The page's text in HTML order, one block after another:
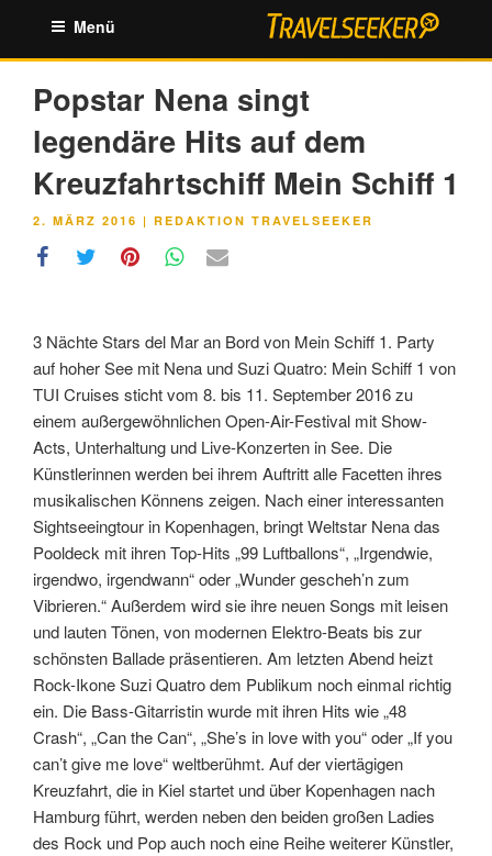
springen
Menü
Popstar Nena singt
legendäre Hits auf dem
Kreuzfahrtschiff Mein Schiff 1
VERÖFFENTLICHT
2. MÄRZ 2016 | REDAKTION TRAVELSEEKER
3 Nächte Stars del Mar an Bord von Mein Schiff 1. Party
auf hoher See mit Nena und Suzi Quatro: Mein Schiff 1 von
TUI Cruises sticht vom 8. bis 11. September 2016 zu
einem außergewöhnlichen Open-Air-Festival mit Show-
Acts, Unterhaltung und Live-Konzerten in See. Die
Künstlerinnen werden bei ihrem Auftritt alle Facetten ihres
musikalischen Könnens zeigen. Nach einer interessanten
Sightseeingtour in Kopenhagen, bringt Weltstar Nena das
Pooldeck mit ihren Top-Hits „99 Luftballons“, „Irgendwie,
irgendwo, irgendwann“ oder „Wunder gescheh’n zum
Vibrieren.“ Außerdem wird sie ihre neuen Songs mit leisen
und lauten Tönen, von modernen Elektro-Beats bis zur
schönsten Ballade präsentieren. Am letzten Abend heizt
Rock-Ikone Suzi Quatro dem Publikum noch einmal richtig
ein. Die Bass-Gitarristin wurde mit ihren Hits wie „48
Crash“, „Can the Can“, „She’s in love with you“ oder „If you
can’t give me love“ weltberühmt. Auf der viertägigen
Kreuzfahrt, die in Kiel startet und über Kopenhagen nach
Hamburg führt, werden neben den beiden großen Ladies
des Rock und Pop auch noch eine Reihe weiterer Künstler,